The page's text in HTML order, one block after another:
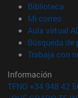
Biblioteca
Mi correo
Aula virtual
Búsqueda de
Trabaja con
Información
TFNO +34 948 42